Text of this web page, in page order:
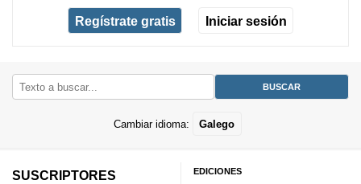
Regístrate gratis Iniciar sesión
Cambiar idioma: Galego
SUSCRIPTORES
EDICIONES